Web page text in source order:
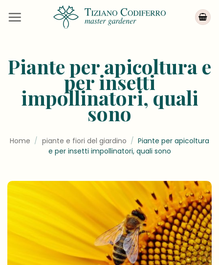
Piante per apicoltura e
per insetti
impollinatori, quali
sono
Home / piante e fiori del giardino / Piante per apicoltura
e per insetti impollinatori, quali sono